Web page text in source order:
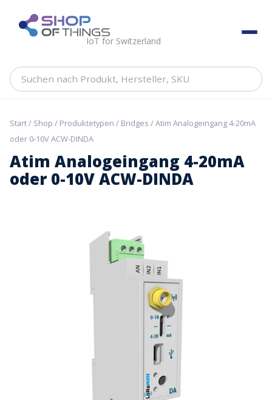
content ShopOfThings
IoT for Switzerland
Suchen
Hersteller,
Start/ Shop / Produktetypen / Bridges / Atim Analogeingang 4-20mA
oder 0-10V ACW-DINDA
Atim Analogeingang 4-20mA
oder 0-10V ACW-DINDA